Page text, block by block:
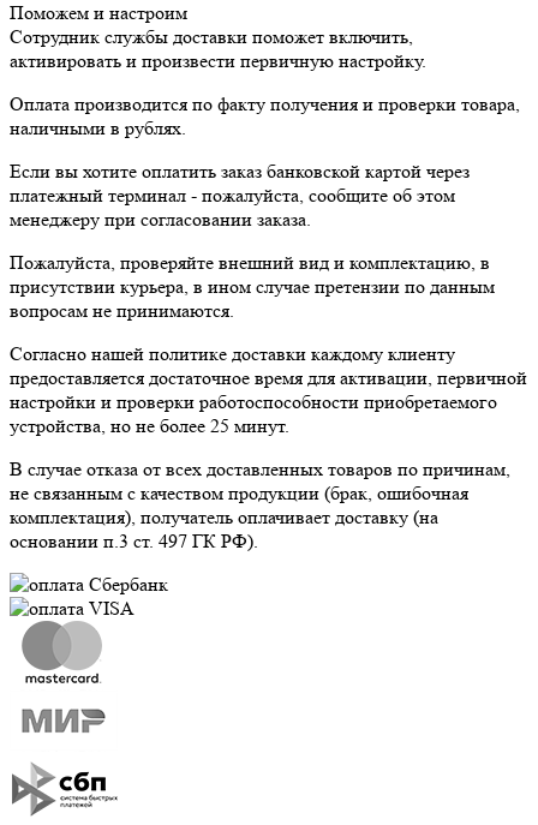
Поможем и настроим
Сотрудник службы доставки поможет включить,
активировать и произвести первичную настройку.
Оплата производится по факту получения и проверки товара,
наличными в рублях.
Если вы хотите оплатить заказ банковской картой через
платежный терминал - пожалуйста, сообщите об этом
менеджеру при согласовании заказа.
Пожалуйста, проверяйте внешний вид и комплектацию, в
присутствии курьера, в ином случае претензии по данным
вопросам не принимаются.
Согласно нашей политике доставки каждому клиенту
предоставляется достаточное время для активации, первичной
настройки и проверки работоспособности приобретаемого
устройства, но не более 25 минут.
В случае отказа от всех доставленных товаров по причинам,
не связанным с качеством продукции (брак, ошибочная
комплектация), получатель оплачивает доставку (на
основании п.3 ст. 497 ГК РФ).